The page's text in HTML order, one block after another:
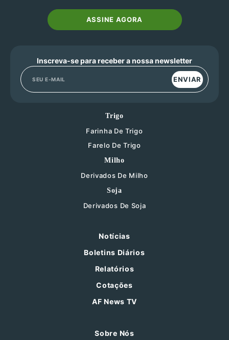
ASSINE AGORA
Inscreva-se para receber a nossa newsletter
ENVIAR
Trigo
Farinha De Trigo
Farelo De Trigo
Milho
Derivados De Milho
Soja
Derivados De Soja
Notícias
Boletins Diários
Relatórios
Cotações
AF News TV
Sobre Nós